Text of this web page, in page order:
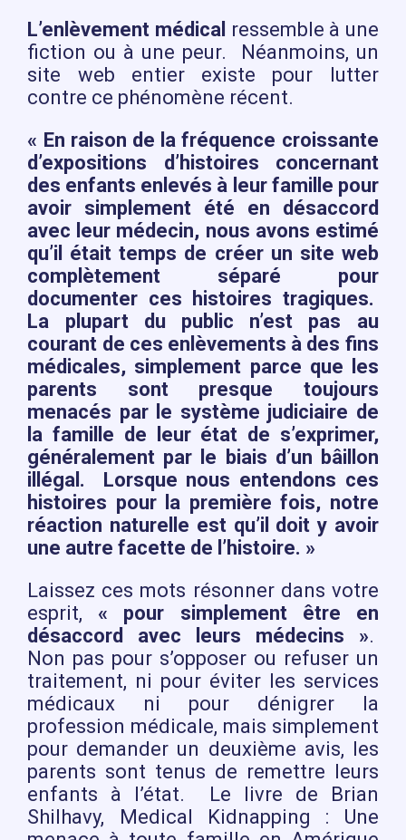
L’enlèvement médical ressemble à une
fiction ou à une peur. Néanmoins, un
site web entier existe pour lutter
contre ce phénomène récent.
« En raison de la fréquence croissante
d’expositions d’histoires concernant
des enfants enlevés à leur famille pour
avoir simplement été en désaccord
avec leur médecin, nous avons estimé
qu’il était temps de créer un site web
complètement séparé pour
documenter ces histoires tragiques.
La plupart du public n’est pas au
courant de ces enlèvements à des fins
médicales, simplement parce que les
parents sont presque toujours
menacés par le système judiciaire de
la famille de leur état de s’exprimer,
généralement par le biais d’un bâillon
illégal. Lorsque nous entendons ces
histoires pour la première fois, notre
réaction naturelle est qu’il doit y avoir
une autre facette de l’histoire. »
Laissez ces mots résonner dans votre
esprit, « pour simplement être en
désaccord avec leurs médecins ».
Non pas pour s’opposer ou refuser un
traitement, ni pour éviter les services
médicaux ni pour dénigrer la
profession médicale, mais simplement
pour demander un deuxième avis, les
parents sont tenus de remettre leurs
enfants à l’état. Le livre de Brian
Shilhavy, Medical Kidnapping : Une